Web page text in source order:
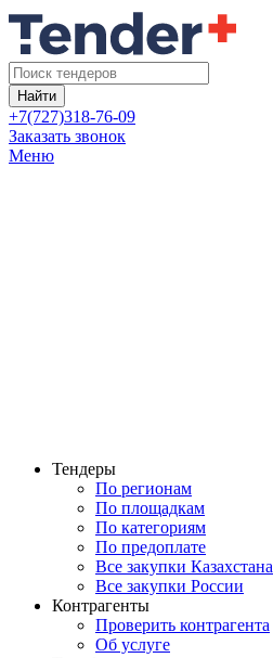
Найти
+7(727)318-76-09
Заказать звонок
Меню
Тендеры
По регионам
По площадкам
По категориям
По предоплате
Все закупки Казахстана
Все закупки России
Контрагенты
Проверить контрагента
Об услуге